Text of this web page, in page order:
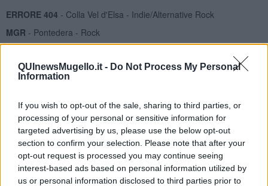
QUInewsMugello.it - Do Not Process My Personal
Information
If you wish to opt-out of the sale, sharing to third parties, or
processing of your personal or sensitive information for
targeted advertising by us, please use the below opt-out
section to confirm your selection. Please note that after your
opt-out request is processed you may continue seeing
interest-based ads based on personal information utilized by
us or personal information disclosed to third parties prior to
ERRORE 404 - Colla Vel d'Elsa - Indie/Alternative Rock
MGR - Pontedera - Rock
CFA- Rovigo - Rock
DANIELE VINO- Puglia - Canzone d'autore
AIRONI & FRIENDS- Pisa - Pop Rock Meleodico/Swing/Blues
M.A.Y.A.- Livorno - Alternative Rock
A tutti, in bocca al lupo e che vinca il migliore.Buona Musica!